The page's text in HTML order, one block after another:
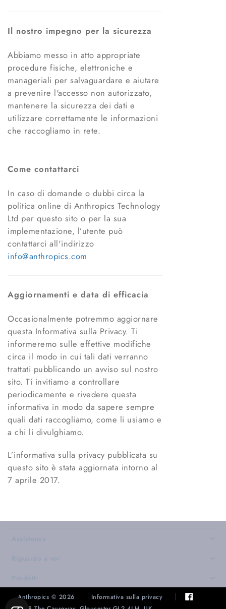
Il nostro impegno per la sicurezza
Abbiamo messo in atto appropriate
procedure fisiche, elettroniche e
manageriali per salvaguardare e aiutare
a prevenire l'accesso non autorizzato,
mantenere la sicurezza dei dati e
utilizzare correttamente le informazioni
che raccogliamo in rete.
Come contattarci
In caso di domande o dubbi circa la
politica online di Anthropics Technology
Ltd per questo sito o per la sua
implementazione, l’utente può
contattarci all'indirizzo
info@anthropics.com
Aggiornamenti e data di efficacia
Occasionalmente potremmo aggiornare
questa Informativa sulla Privacy. Ti
informeremo sulle effettive modifiche
circa il modo in cui tali dati verranno
trattati pubblicando un avviso sul nostro
sito. Ti invitiamo a controllare
periodicamente e rivedere questa
informativa in modo da sapere sempre
quali dati raccogliamo, come li usiamo e
a chi li divulghiamo.
L’informativa sulla privacy pubblicata su
questo sito è stata aggiornata intorno al
7 aprile 2017.
Anthropics © 2026
Informativa sulla privacy